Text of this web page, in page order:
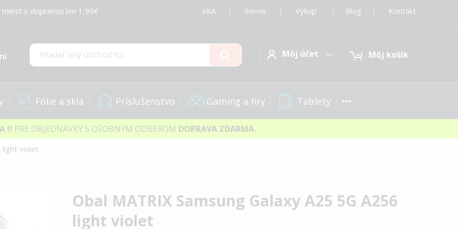
s dopravou len 1,99€ 4KA Servis Výkup Blog Kontakt
Hľadať
Môj účetMôj účet Môj košík
Fólie a sklá Príslušenstvo Gaming a hry Tablety
!! PRE OBJEDNÁVKY S OSOBNÝM ODBEROM DOPRAVA ZDARMA.
light violet
Obal MATRIX Samsung Galaxy A25 5G A256
light violet